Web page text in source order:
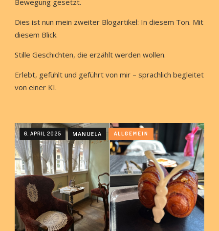
Dies ist nun mein zweiter Blogartikel: In diesem Ton. Mit
diesem Blick.
Stille Geschichten, die erzählt werden wollen.
Erlebt, gefühlt und geführt von mir – sprachlich begleitet
von einer KI.
6. APRIL 2025 MANUELA ALLGEMEIN